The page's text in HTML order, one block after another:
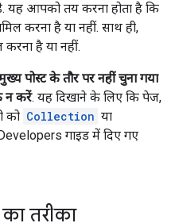
यह आपको तय करना होता है कि
करना है या नहीं. साथ ही,
है या नहीं.
पोस्ट के तौर पर नहीं चुना गया
न करें. यह दिखाने के लिए कि पेज,
को Collection या
गाइड में दिए गए
का तरीका